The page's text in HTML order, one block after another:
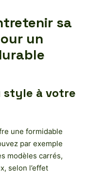
sa
un
style à votre
une formidable
par exemple
modèles carrés,
selon l’effet